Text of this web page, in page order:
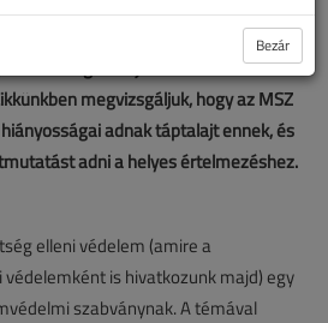
érintési és lépésfeszültség elleni
megvizsgáljuk, hogy az MSZ
adnak táptalajt ennek, és
adni a helyes értelmezéshez.
elleni védelem (amire a
is hivatkozunk majd) egy
szabványnak. A témával
Bezár